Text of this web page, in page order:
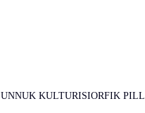
UNNUK KULTURISIORFIK